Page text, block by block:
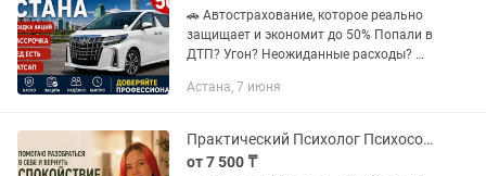
🚗 Автострахование, которое реально
защищает и экономит до 50% Попали в
ДТП? Угон? Неожиданные расходы? 👉
сегодня и платите меньше! --- 🔥
Астана, 7 июня
Практический Психолог Психосоматолог Гипноз
от 7 500 ₸